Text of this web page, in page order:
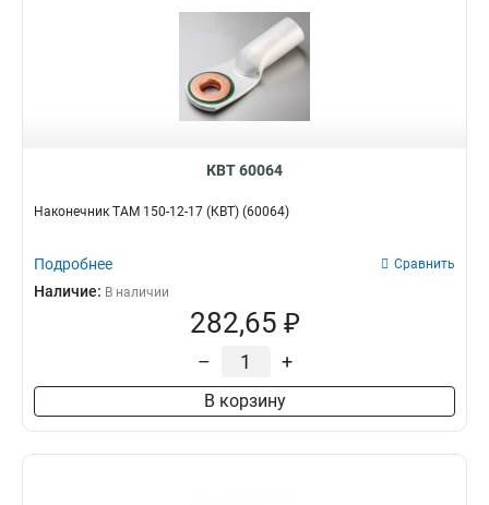
КВТ 60064
Наконечник ТАМ 150-12-17 (КВТ) (60064)
Подробнее Сравнить
Наличие: В наличии
282,65 ₽
– +
В корзину